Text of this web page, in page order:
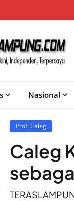
Nasional
Profl Caleg
Caleg